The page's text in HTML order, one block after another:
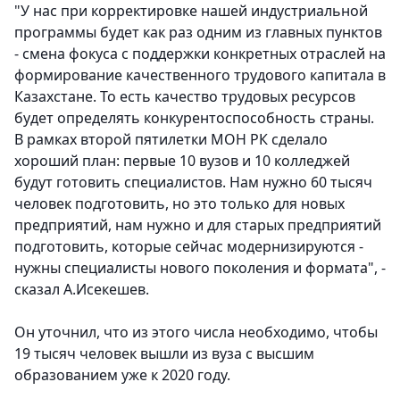
"У нас при корректировке нашей индустриальной
программы будет как раз одним из главных пунктов
- смена фокуса с поддержки конкретных отраслей на
формирование качественного трудового капитала в
Казахстане. То есть качество трудовых ресурсов
будет определять конкурентоспособность страны.
В рамках второй пятилетки МОН РК сделало
хороший план: первые 10 вузов и 10 колледжей
будут готовить специалистов. Нам нужно 60 тысяч
человек подготовить, но это только для новых
предприятий, нам нужно и для старых предприятий
подготовить, которые сейчас модернизируются -
нужны специалисты нового поколения и формата", -
сказал А.Исекешев.
Он уточнил, что из этого числа необходимо, чтобы
19 тысяч человек вышли из вуза с высшим
образованием уже к 2020 году.